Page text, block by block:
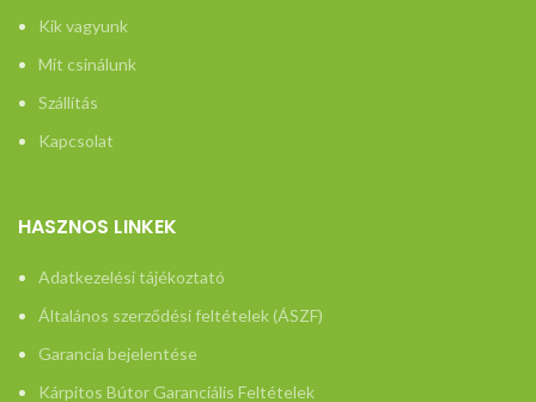
Kik vagyunk
Mit csinálunk
Szállítás
Kapcsolat
HASZNOS LINKEK
Adatkezelési tájékoztató
Általános szerződési feltételek (ÁSZF)
Garancia bejelentése
Kárpitos Bútor Garanciális Feltételek